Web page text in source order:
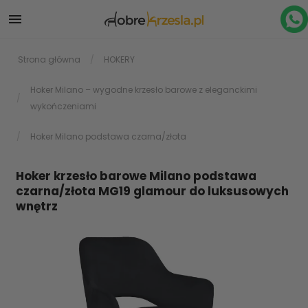

Strona główna HOKERY
Hoker Milano – wygodne krzesło barowe z eleganckimi
wykończeniami
Hoker Milano podstawa czarna/złota
Hoker krzesło barowe Milano podstawa
czarna/złota MG19 glamour do luksusowych
wnętrz